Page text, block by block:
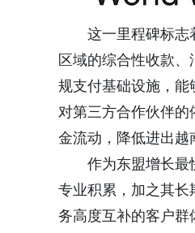
这一里程碑标志
区域的综合性收款
规支付基础设施，能
对第三方合作伙伴的
金流动，降低进出越
作为东盟增长最
专业积累，加之其长
务高度互补的客户群